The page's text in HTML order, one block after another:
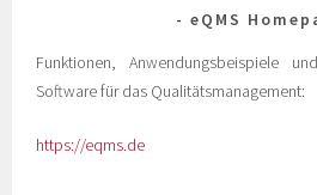
eQMS
Funktionen, Anwendungsbeispiele
Software für das Qualitätsmanagement:
https://eqms.de